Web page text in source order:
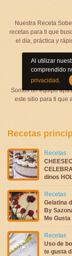
Nuestra Receta
recetas para ti que
el día, práctica y
Somos un equipo
este sitio para ti que
Recetas
Recetas
dinos
Recetas
Gelatina
By
Me
Recetas
Uso de
te gusta
Al utilizar
comprendido
privacidad .